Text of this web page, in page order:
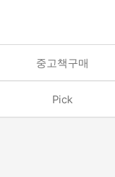
중고책구매
Pick